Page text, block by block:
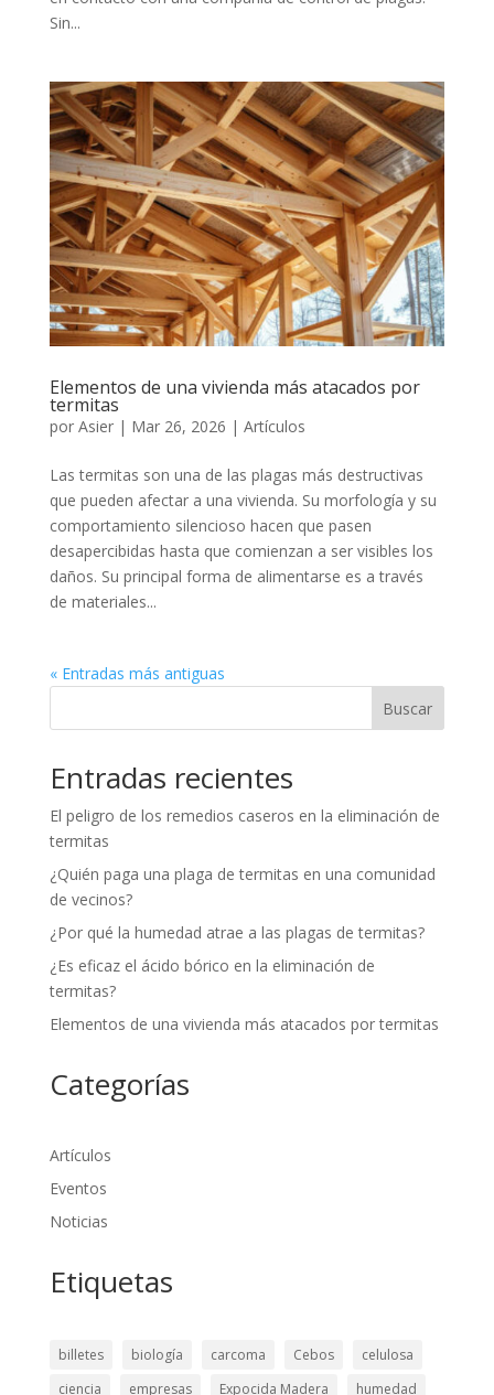
Sin...
Elementos de una vivienda más atacados por
termitas
por Asier| Mar 26, 2026 | Artículos
Las termitas son una de las plagas más destructivas
que pueden afectar a una vivienda. Su morfología y su
comportamiento silencioso hacen que pasen
desapercibidas hasta que comienzan a ser visibles los
daños. Su principal forma de alimentarse es a través
de materiales...
« Entradas más antiguas
Buscar
Entradas recientes
El peligro de los remedios caseros en la eliminación de
termitas
¿Quién paga una plaga de termitas en una comunidad
de vecinos?
¿Por qué la humedad atrae a las plagas de termitas?
¿Es eficaz el ácido bórico en la eliminación de
termitas?
Elementos de una vivienda más atacados por termitas
Categorías
Artículos
Eventos
Noticias
Etiquetas
billetes biología carcoma Cebos
celulosa
ciencia
empresas Expocida Madera
humedad